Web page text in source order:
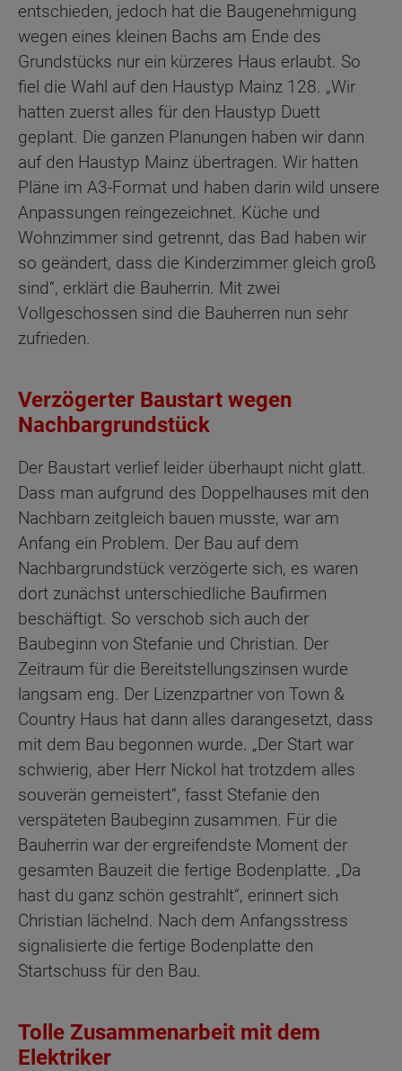
entschieden, jedoch hat die Baugenehmigung
wegen eines kleinen Bachs am Ende des
Grundstücks nur ein kürzeres Haus erlaubt. So
fiel die Wahl auf den Haustyp Mainz 128. „Wir
hatten zuerst alles für den Haustyp Duett
geplant. Die ganzen Planungen haben wir dann
auf den Haustyp Mainz übertragen. Wir hatten
Pläne im A3-Format und haben darin wild unsere
Anpassungen reingezeichnet. Küche und
Wohnzimmer sind getrennt, das Bad haben wir
so geändert, dass die Kinderzimmer gleich groß
sind“, erklärt die Bauherrin. Mit zwei
Vollgeschossen sind die Bauherren nun sehr
zufrieden.
Verzögerter Baustart wegen
Nachbargrundstück
Der Baustart verlief leider überhaupt nicht glatt.
Dass man aufgrund des Doppelhauses mit den
Nachbarn zeitgleich bauen musste, war am
Anfang ein Problem. Der Bau auf dem
Nachbargrundstück verzögerte sich, es waren
dort zunächst unterschiedliche Baufirmen
beschäftigt. So verschob sich auch der
Baubeginn von Stefanie und Christian. Der
Zeitraum für die Bereitstellungszinsen wurde
langsam eng. Der Lizenzpartner von Town &
Country Haus hat dann alles darangesetzt, dass
mit dem Bau begonnen wurde. „Der Start war
schwierig, aber Herr Nickol hat trotzdem alles
souverän gemeistert“, fasst Stefanie den
verspäteten Baubeginn zusammen. Für die
Bauherrin war der ergreifendste Moment der
gesamten Bauzeit die fertige Bodenplatte. „Da
hast du ganz schön gestrahlt“, erinnert sich
Christian lächelnd. Nach dem Anfangsstress
signalisierte die fertige Bodenplatte den
Startschuss für den Bau.
Tolle Zusammenarbeit mit dem
Elektriker